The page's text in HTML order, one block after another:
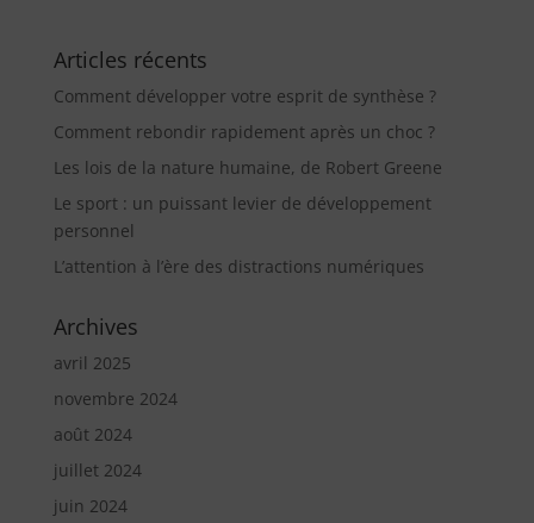
Articles récents
Comment développer votre esprit de synthèse ?
Comment rebondir rapidement après un choc ?
Les lois de la nature humaine, de Robert Greene
Le sport : un puissant levier de développement
personnel
L’attention à l’ère des distractions numériques
Archives
avril 2025
novembre 2024
août 2024
juillet 2024
juin 2024